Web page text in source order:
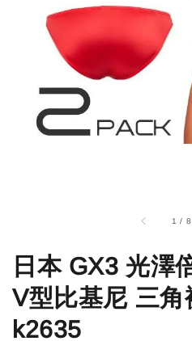
1 / 8
日本 GX3 光澤
V型比基尼 三角
k2635